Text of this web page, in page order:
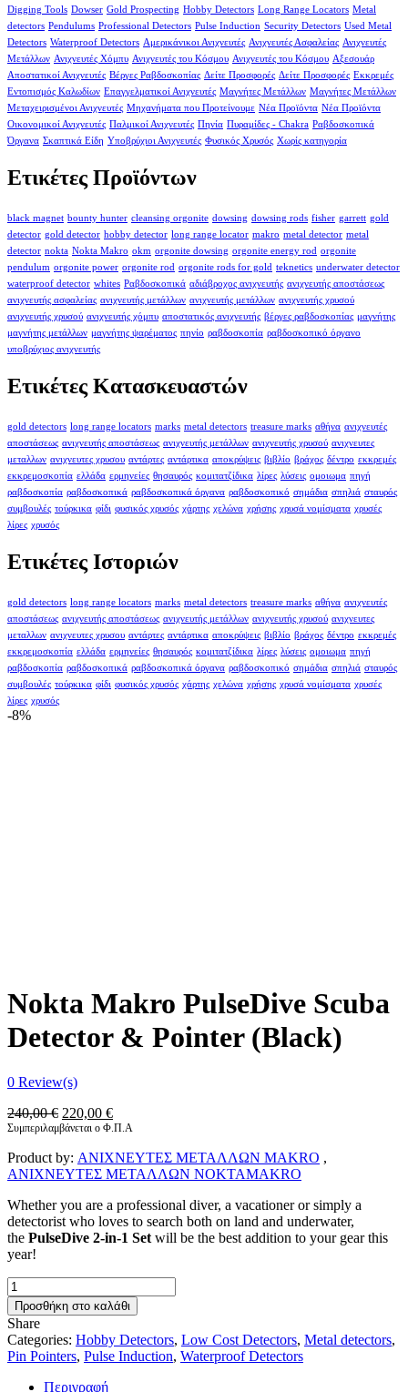
Digging Tools Dowser Gold Prospecting Hobby Detectors Long Range Locators Metal
detectors Pendulums Professional Detectors Pulse Induction Security Detectors Used Metal
Detectors Waterproof Detectors Αμερικάνικοι Ανιχνευτές Ανιχνευτές Ασφαλείας Ανιχνευτές
Μετάλλων Ανιχνευτές Χόμπυ Ανιχνευτές του Κόσμου Ανιχνευτές του Κόσμου Αξεσουάρ
Αποστατικοί Ανιχνευτές Βέργες Ραβδοσκοπίας Δείτε Προσφορές Δείτε Προσφορές Εκκρεμές
Εντοπισμός Καλωδίων Επαγγελματικοί Ανιχνευτές Μαγνήτες Μετάλλων Μαγνήτες Μετάλλων
Μεταχειρισμένοι Ανιχνευτές Μηχανήματα που Προτείνουμε Νέα Προϊόντα Νέα Προϊόντα
Οικονομικοί Ανιχνευτές Παλμικοί Ανιχνευτές Πηνία Πυραμίδες - Chakra Ραβδοσκοπικά
Όργανα Σκαπτικά Είδη Υποβρύχιοι Ανιχνευτές Φυσικός Χρυσός Χωρίς κατηγορία
Ετικέτες Προϊόντων
black magnet bounty hunter cleansing orgonite dowsing dowsing rods fisher garrett gold
detector gold detector hobby detector long range locator makro metal detector metal
detector nokta Nokta Makro okm orgonite dowsing orgonite energy rod orgonite
pendulum orgonite power orgonite rod orgonite rods for gold teknetics underwater detector
waterproof detector whites Ραβδοσκοπικά αδιάβροχος ανιχνευτής ανιχνευτής αποστάσεως
ανιχνευτής ασφαλείας ανιχνευτής μετάλλων ανιχνευτής μετάλλων ανιχνευτής χρυσού
ανιχνευτής χρυσού ανιχνευτής χόμπυ αποστατικός ανιχνευτής βέργες ραβδοσκοπίας μαγνήτης
μαγνήτης μετάλλων μαγνήτης ψαρέματος πηνίο ραβδοσκοπία ραβδοσκοπικό όργανο
υποβρύχιος ανιχνευτής
Ετικέτες Κατασκευαστών
gold detectors long range locators marks metal detectors treasure marks αθήνα ανιχνευτές
αποστάσεως ανιχνευτής αποστάσεως ανιχνευτής μετάλλων ανιχνευτής χρυσού ανιχνευτες
μεταλλων ανιχνευτες χρυσου αντάρτες αντάρτικα αποκρύψεις βιβλίο βράχος δέντρο εκκρεμές
εκκρεμοσκοπία ελλάδα ερμηνείες θησαυρός κομιτατζίδικα λίρες λύσεις ομοιωμα πηγή
ραβδοσκοπία ραβδοσκοπικά ραβδοσκοπικά όργανα ραβδοσκοπικό σημάδια σπηλιά σταυρός
συμβουλές τούρκικα φίδι φυσικός χρυσός χάρτης χελώνα χρήσης χρυσά νομίσματα χρυσές
λίρες χρυσός
Ετικέτες Ιστοριών
gold detectors long range locators marks metal detectors treasure marks αθήνα ανιχνευτές
αποστάσεως ανιχνευτής αποστάσεως ανιχνευτής μετάλλων ανιχνευτής χρυσού ανιχνευτες
μεταλλων ανιχνευτες χρυσου αντάρτες αντάρτικα αποκρύψεις βιβλίο βράχος δέντρο εκκρεμές
εκκρεμοσκοπία ελλάδα ερμηνείες θησαυρός κομιτατζίδικα λίρες λύσεις ομοιωμα πηγή
ραβδοσκοπία ραβδοσκοπικά ραβδοσκοπικά όργανα ραβδοσκοπικό σημάδια σπηλιά σταυρός
συμβουλές τούρκικα φίδι φυσικός χρυσός χάρτης χελώνα χρήσης χρυσά νομίσματα χρυσές
λίρες χρυσός
-8%
Nokta Makro PulseDive Scuba
Detector & Pointer (Black)
0 Review(s)
240,00€ Original
price
240,00 €.
220,00 €Η
τρέχουσα
είναι:
220,00 €.
Συμπεριλαμβάνεται ο Φ.Π.Α
Product by: ΑΝΙΧΝΕΥΤΕΣ ΜΕΤΑΛΛΩΝ MAKRO ,
ΑΝΙΧΝΕΥΤΕΣ ΜΕΤΑΛΛΩΝ NOKTAMAKRO
Whether you are a professional diver, a vacationer or simply a
detectorist who loves to search both on land and underwater,
the PulseDive 2-in-1 Set will be the best addition to your gear this
year!
Nokta
Makro
PulseDive
Scuba
Detector
&
Pointer
Προσθήκη στο καλάθι
Share
Categories: Hobby Detectors, Low Cost Detectors, Metal detectors,
Pin Pointers, Pulse Induction, Waterproof Detectors
Περιγραφή